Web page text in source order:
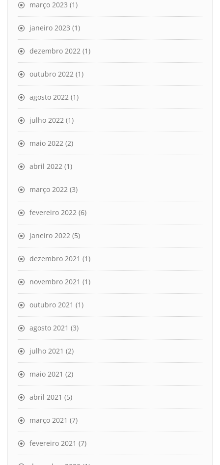
março 2023 (1)
janeiro 2023 (1)
dezembro 2022 (1)
outubro 2022 (1)
agosto 2022 (1)
julho 2022 (1)
maio 2022 (2)
abril 2022 (1)
março 2022 (3)
fevereiro 2022 (6)
janeiro 2022 (5)
dezembro 2021 (1)
novembro 2021 (1)
outubro 2021 (1)
agosto 2021 (3)
julho 2021 (2)
maio 2021 (2)
abril 2021 (5)
março 2021 (7)
fevereiro 2021 (7)